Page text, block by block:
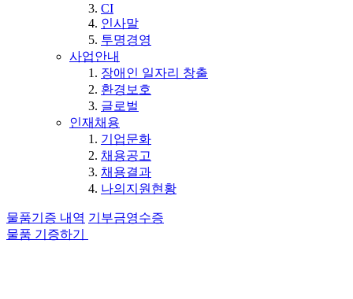
CI
인사말
투명경영
사업안내
장애인 일자리 창출
환경보호
글로벌
인재채용
기업문화
채용공고
채용결과
나의지원현황
물품기증 내역 기부금영수증
물품 기증하기